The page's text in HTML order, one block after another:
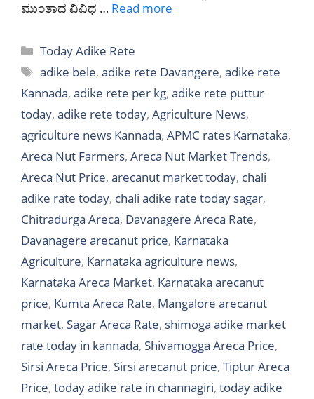
ಮುಂತಾದ ವಿವಿಧ … Read more
Categories
Today Adike Rete
Tags
adike bele,adike rete Davangere,adike rete
Kannada, adike rete per kg, adike rete puttur
today, adike rete today, Agriculture News,
agriculture news Kannada, APMC rates Karnataka,
Areca Nut Farmers, Areca Nut Market Trends,
Areca Nut Price, arecanut market today, chali
adike rate today, chali adike rate today sagar,
Chitradurga Areca, Davanagere Areca Rate,
Davanagere arecanut price, Karnataka
Agriculture, Karnataka agriculture news,
Karnataka Areca Market, Karnataka arecanut
price, Kumta Areca Rate, Mangalore arecanut
market, Sagar Areca Rate, shimoga adike market
rate today in kannada, Shivamogga Areca Price,
Sirsi Areca Price, Sirsi arecanut price, Tiptur Areca
Price, today adike rate in channagiri, today adike